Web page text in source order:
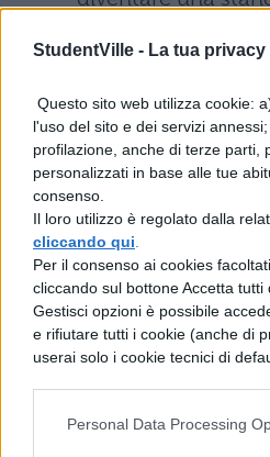
StudentVille - La tua
Questo sito web utilizza cookie:
l'uso del sito e dei servizi
profilazione, anche di terze parti,
personalizzati in base alle tue
consenso.
Il loro utilizzo è regolato dalla
cliccando qui
Per il consenso ai cookies
cliccando sul bottone Accetta
Gestisci opzioni è possibile
e rifiutare tutti i cookie (anche di
userai solo i cookie tecnici di
Personal Data Processing
Miriam lascia
Oasis:basata sul
cose nuove e
(autore di Under
segue un
nello spazio per
un pianeta
questo mondo
repentaglio la sua
Game of Thrones.